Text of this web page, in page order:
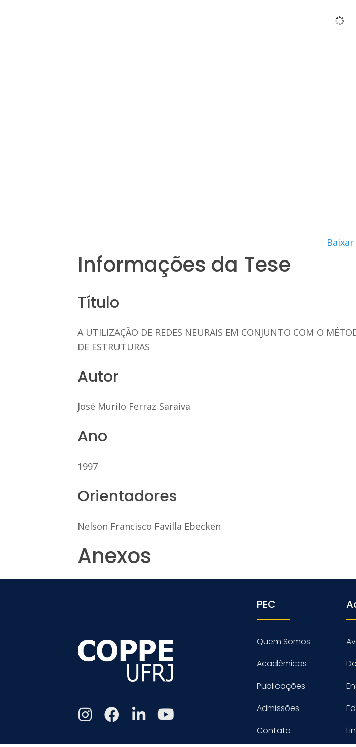
Baixar
Informações da Tese
Título
A UTILIZAÇÃO DE REDES NEURAIS EM CONJUNTO COM O
DE ESTRUTURAS
Autor
José Murilo Ferraz Saraiva
Ano
1997
Orientadores
Nelson Francisco Favilla Ebecken
Anexos
PEC
Quem Somos
Acadêmicos
Publicações
Admissões
Contato